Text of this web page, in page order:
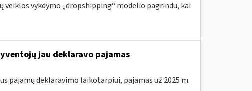
vykdymo „dropshipping“ modelio pagrindu, kai
jau deklaravo pajamas
pajamų deklaravimo laikotarpiui, pajamas už 2025 m.